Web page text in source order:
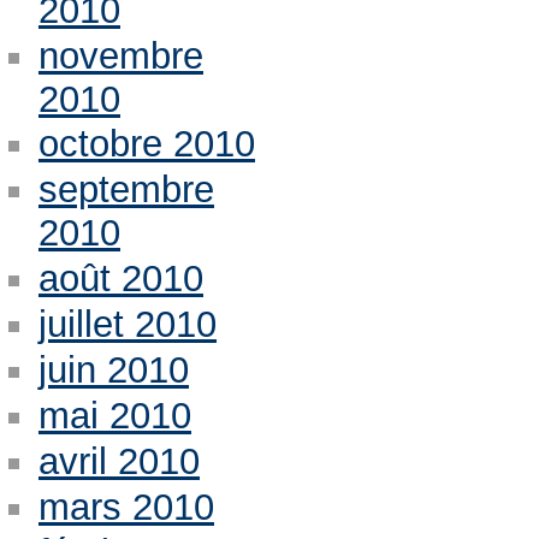
2010
novembre
2010
octobre 2010
septembre
2010
août 2010
juillet 2010
juin 2010
mai 2010
avril 2010
mars 2010